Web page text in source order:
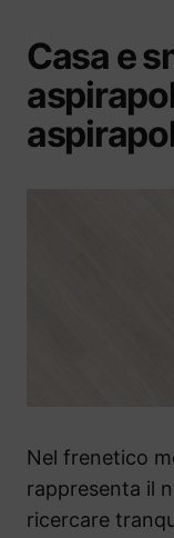
Casa e
Nel frenetico
rappresenta il
ricercare